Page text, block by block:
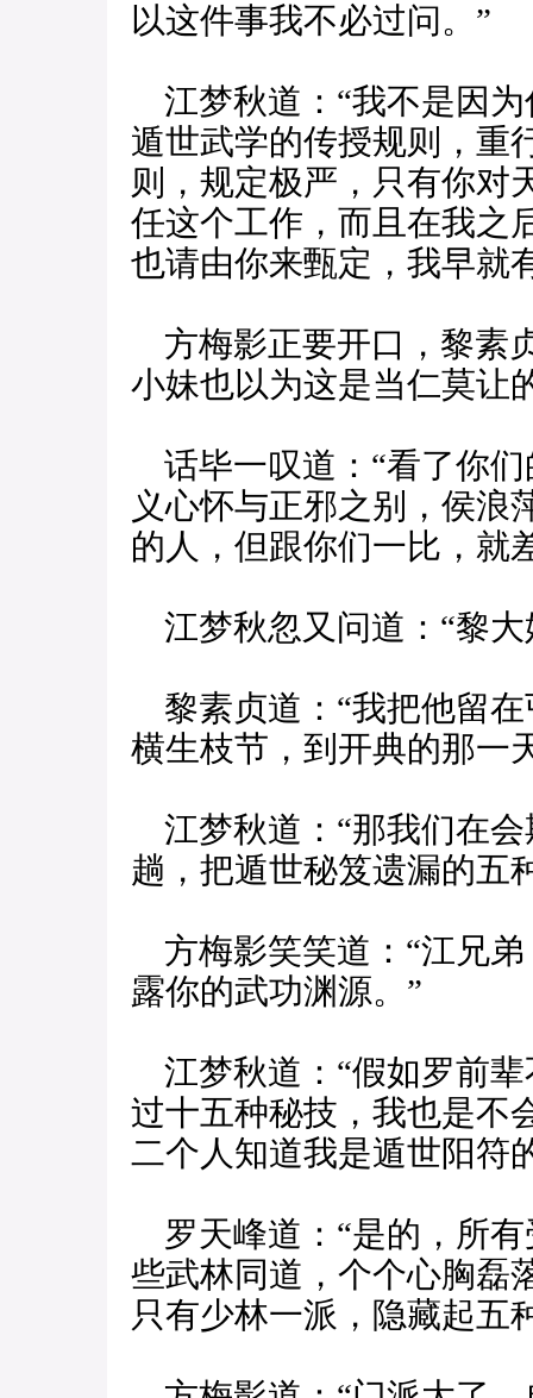
以这件事我不必过问。”
江梦秋道：“我不是因
遁世武学的传授规则，重
则，规定极严，只有你对
任这个工作，而且在我之
也请由你来甄定，我早就
方梅影正要开口，黎素
小妹也以为这是当仁莫让
话毕一叹道：“看了你
义心怀与正邪之别，侯浪
的人，但跟你们一比，就
江梦秋忽又问道：“黎大
黎素贞道：“我把他留
横生枝节，到开典的那一
江梦秋道：“那我们在
趟，把遁世秘笈遗漏的五
方梅影笑笑道：“江兄
露你的武功渊源。”
江梦秋道：“假如罗前
过十五种秘技，我也是不
二个人知道我是遁世阳符
罗天峰道：“是的，所
些武林同道，个个心胸磊
只有少林一派，隐藏起五